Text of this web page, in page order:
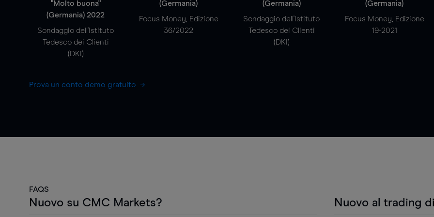
"Molto buona"
(Germania) 2022
Sondaggio dell'Istituto
Tedesco dei Clienti
(DKI)
(Germania)
Focus Money, Edizione
36/2022
(Germania)
Sondaggio dell'Istituto
Tedesco dei Clienti
(DKI)
(Germania)
Focus Money, Edizione
19-2021
Prova un conto demo gratuito
FAQS
Nuovo su CMC Markets? Nuovo al trading